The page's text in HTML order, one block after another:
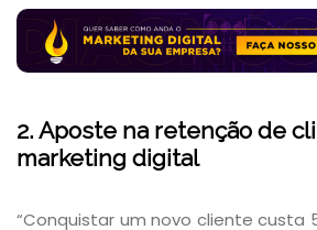
2. Aposte na retenção de
marketing digital
“Conquistar um novo cliente custa